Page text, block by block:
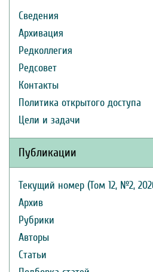
Сведения
Архивация
Редколлегия
Редсовет
Контакты
Политика открытого доступа
Цели и задачи
Публикации
Текущий номер (Том 12, №2,
Архив
Рубрики
Авторы
Статьи